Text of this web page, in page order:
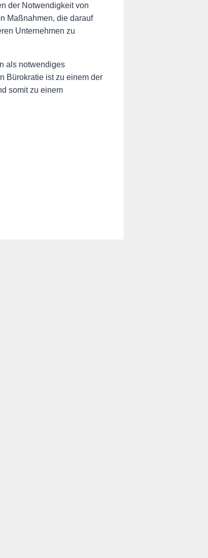
der Notwendigkeit von
Maßnahmen, die darauf
Unternehmen zu
als notwendiges
Bürokratie ist zu einem der
somit zu einem